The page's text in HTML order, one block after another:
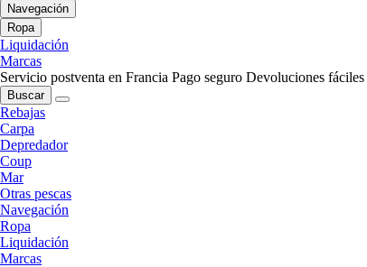
Navegación
Ropa
Liquidación
Marcas
Servicio postventa en Francia Pago seguro Devoluciones fáciles
Buscar
Rebajas
Carpa
Depredador
Coup
Mar
Otras pescas
Navegación
Ropa
Liquidación
Marcas